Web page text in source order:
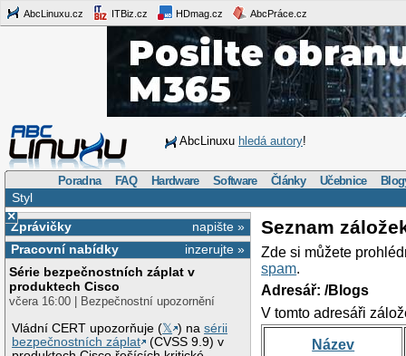
AbcLinuxu.cz ITBiz.cz HDmag.cz AbcPráce.cz
AbcLinuxu hledá autory!
Poradna FAQ Hardware Software Články Učebnice
Styl
×
napište »
Zprávičky
inzerujte »
Pracovní nabídky
Série bezpečnostních záplat v
produktech Cisco
včera 16:00 | Bezpečnostní upozornění
Vládní CERT upozorňuje (𝕏 ) nasérii
bezpečnostních záplat
(CVSS 9.9) v
Seznam
Zde si můžete
spam.
Adresář: /Blogs
V tomto adresáři
Název